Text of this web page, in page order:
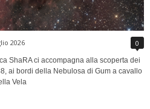
2026 0
ShaRA ci accompagna alla scoperta dei
ai bordi della Nebulosa di Gum a cavallo
Vela